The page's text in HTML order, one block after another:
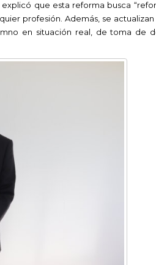
que esta reforma busca
profesión. Además, se
en situación real, de toma de